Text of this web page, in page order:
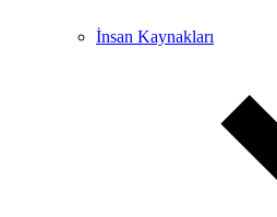
İnsan Kaynakları